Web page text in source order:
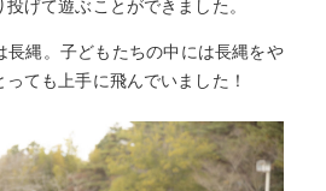
げて遊ぶことができました。
長縄。子どもたちの中には長縄をや
ても上手に飛んでいました！